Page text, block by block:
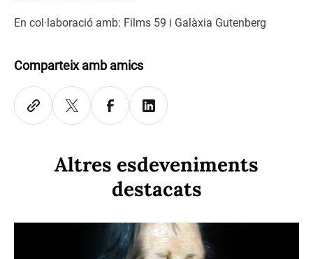
En col·laboració amb: Films 59 i Galàxia Gutenberg
Comparteix amb amics
Altres esdeveniments
destacats